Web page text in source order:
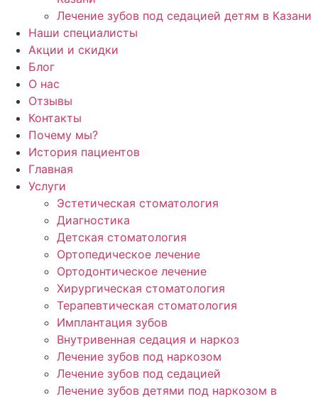
Лечение зубов под седацией детям в Казани
Наши специалисты
Акции и скидки
Блог
О нас
Отзывы
Контакты
Почему мы?
История пациентов
Главная
Услуги
Эстетическая стоматология
Диагностика
Детская стоматология
Ортопедическое лечение
Ортодонтическое лечение
Хирургическая стоматология
Терапевтическая стоматология
Имплантация зубов
Внутривенная седация и наркоз
Лечение зубов под наркозом
Лечение зубов под седацией
Лечение зубов детями под наркозом в